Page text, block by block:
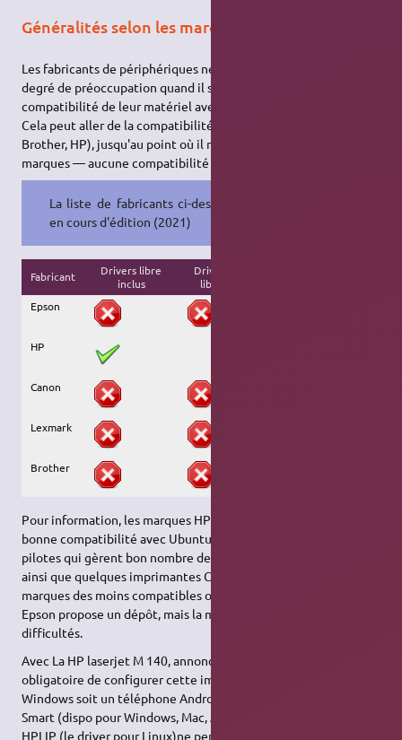
Généralités selon les marques
Les fabricants de périphériques ne montrent pas tous le même
degré de préoccupation quand il s'agira de s'assurer de la bonne
compatibilité de leur matériel avec les systèmes Linux.
Cela peut aller de la compatibilité quasi-totale (comme chez
Brother, HP), jusqu'au point où il n'existe — pour certaines
marques — aucune compatibilité du tout.
La liste de fabricants ci-dessous est
en cours d'édition (2021)
Fabricant
Drivers libre
inclus
Drivers
libre
Epson
HP
Canon
Lexmark
Brother
Pour information, les marques HP et Brother ont une très
bonne compatibilité avec Ubuntu. Samsung propose aussi des
pilotes qui gèrent bon nombre de leurs imprimantes. Lexmark,
ainsi que quelques imprimantes Canon (LBP) restent deux
marques des moins compatibles ou sont difficiles à paramétrer.
Epson propose un dépôt, mais la marque peut poser quelques
difficultés.
Avec La HP laserjet M 140, annoncée "compatible HP+", il est
obligatoire de configurer cette imprimante avec, soit un PC
Windows soit un téléphone Android pour installer leur appli HP
Smart (dispo pour Windows, Mac, Android, mais pas Linux),
HPLIP (le driver pour Linux)ne permet pas de faire la